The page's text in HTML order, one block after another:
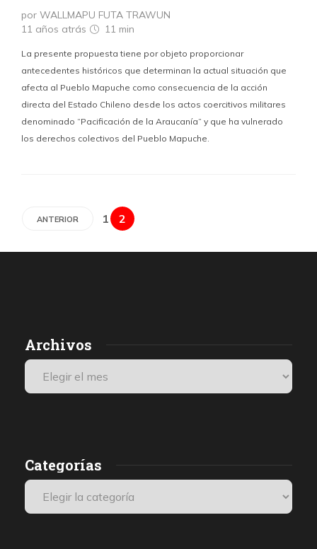
por WALLMAPU FUTA TRAWUN
11 años atrás
11 min
La presente propuesta tiene por objeto proporcionar
antecedentes históricos que determinan la actual situación que
afecta al Pueblo Mapuche como consecuencia de la acción
directa del Estado Chileno desde los actos coercitivos militares
denominado “Pacificación de la Araucanía” y que ha vulnerado
los derechos colectivos del Pueblo Mapuche.
ANTERIOR 1 2
Archivos
Categorías